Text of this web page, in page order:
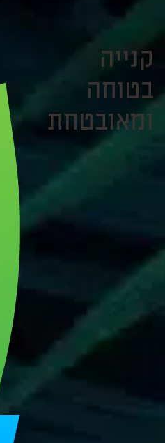
קנייה
בטוחה
ומאובטחת